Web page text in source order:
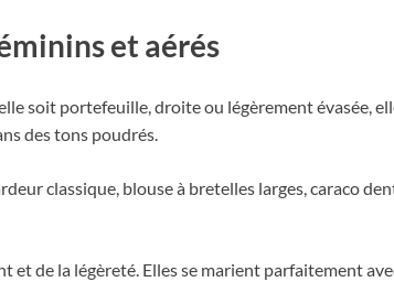
et aérés
soit portefeuille, droite ou légèrement
des tons poudrés.
classique, blouse à bretelles larges, caraco
de la légèreté. Elles se marient parfaitement